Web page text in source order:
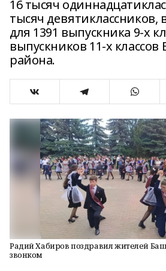
16 тысяч
тысяч девятиклассников,
для 1391 выпускника 9-х
выпускников 11-х классов
района.
Радий Хабиров поздравил жителей
звонком